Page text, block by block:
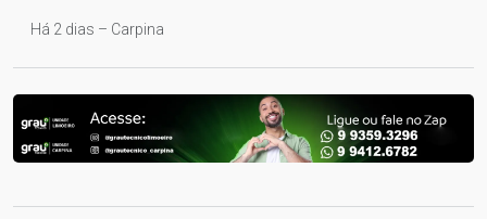
Há 2 dias – Carpina